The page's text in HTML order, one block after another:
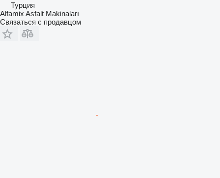
Турция
Alfamix Asfalt Makinaları
Связаться с продавцом